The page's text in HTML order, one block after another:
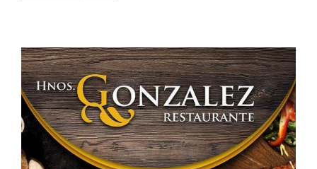
Rodrigo
Tellez
Girón
en
Bolaños
de
Calatrava.»